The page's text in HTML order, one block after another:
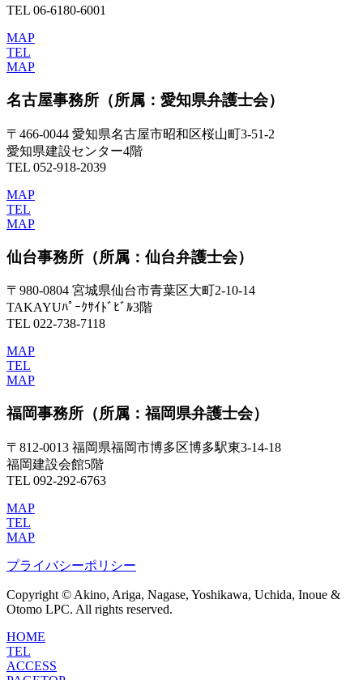
TEL 06-6180-6001
MAP
TEL
MAP
名古屋事務所 （所属：愛知県弁護士会）
〒466-0044 愛知県名古屋市昭和区桜山町3-51-2
愛知県建設センター4階
TEL 052-918-2039
MAP
TEL
MAP
仙台事務所 （所属：仙台弁護士会）
〒980-0804 宮城県仙台市青葉区大町2-10-14
TAKAYUﾊﾟｰｸｻｲﾄﾞﾋﾞﾙ3階
TEL 022-738-7118
MAP
TEL
MAP
福岡事務所 （所属：福岡県弁護士会）
〒812-0013 福岡県福岡市博多区博多駅東3-14-18
福岡建設会館5階
TEL 092-292-6763
MAP
TEL
MAP
プライバシーポリシー
Copyright © Akino, Ariga, Nagase, Yoshikawa, Uchida, Inoue &
Otomo LPC. All rights reserved.
HOME
TEL
ACCESS